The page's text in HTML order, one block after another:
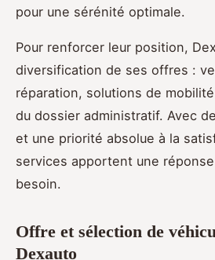
pour une sérénité optimale.
Pour renforcer leur position,
diversification de ses offres :
réparation, solutions de
du dossier administratif. Avec
et une priorité absolue à la
services apportent une
besoin.
Offre et sélection de
Dexauto